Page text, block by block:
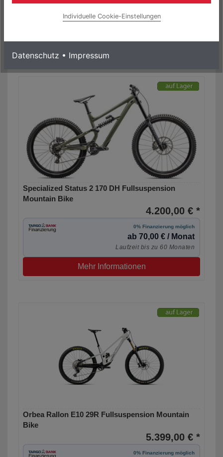
Laufzeit bis zu 60 Monaten
Mehr Informationen
Specialized Status 2 170 DH Fullsuspension
Mountain Bike
4.200,00 € *
0% Finanzierung möglich
ab 70,00 € / Monat
Laufzeit bis zu 60 Monaten
Mehr Informationen
Orbea Rallon E10 29R Fullsuspension Mountain
Bike
5.399,00 € *
0% Finanzierung möglich
Individuelle Cookie-Einstellungen
Datenschutz • Impressum